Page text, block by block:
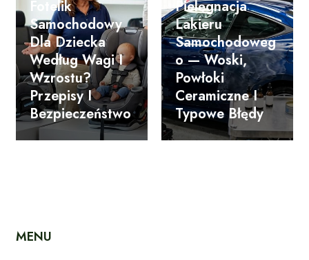
Fotelik
Samochodowy
Dla Dziecka
Według Wagi I
Wzrostu?
Przepisy I
Bezpieczeństwo
Pielęgnacja
Lakieru
Samochodoweg
O — Woski,
Powłoki
Ceramiczne I
Typowe Błędy
MENU